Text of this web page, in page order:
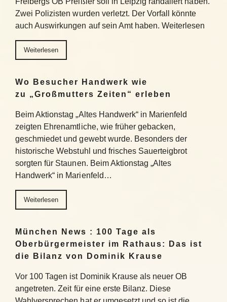
Zwei Polizisten wurden verletzt. Der Vorfall könnte
auch Auswirkungen auf sein Amt haben. Weiterlesen
Weiterlesen
Wo Besucher Handwerk wie
zu „Großmutters Zeiten“ erleben
Beim Aktionstag „Altes Handwerk“ in Marienfeld
zeigten Ehrenamtliche, wie früher gebacken,
geschmiedet und gewebt wurde. Besonders der
historische Webstuhl und frisches Sauerteigbrot
sorgten für Staunen. Beim Aktionstag „Altes
Handwerk“ in Marienfeld…
Weiterlesen
München News : 100 Tage als
Oberbürgermeister im Rathaus: Das ist
die Bilanz von Dominik Krause
Vor 100 Tagen ist Dominik Krause als neuer OB
angetreten. Zeit für eine erste Bilanz. Diese